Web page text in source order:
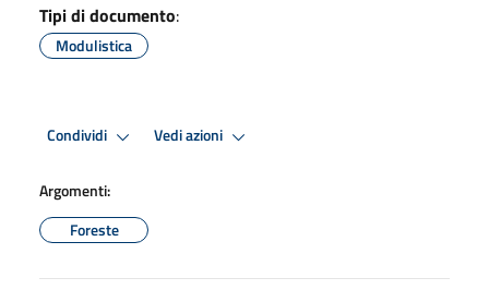
Tipi di documento:
Modulistica
Condividi Vedi azioni
Argomenti:
Foreste